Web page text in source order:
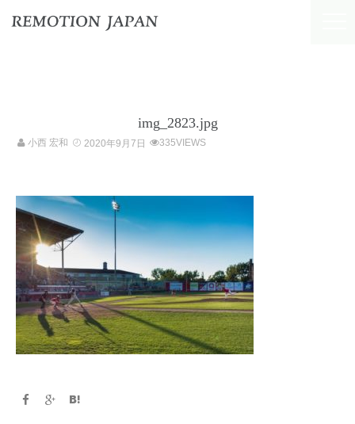
img_2823.jpg
小西 宏和 2020年9月7日 335VIEWS